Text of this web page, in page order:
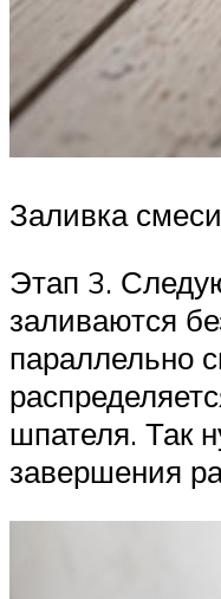
Заливка смеси
Этап 3.
заливаются
параллельно
шпателя. Так
завершения